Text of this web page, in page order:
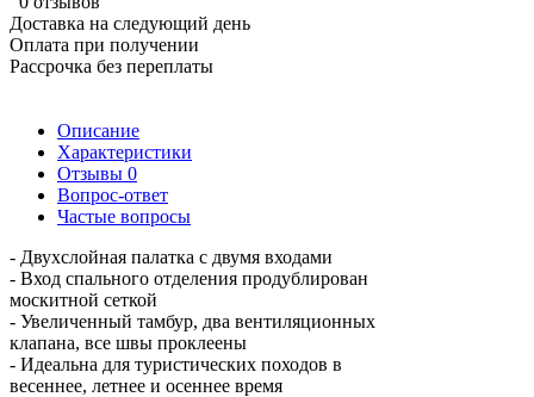
Доставка на следующий день
Оплата при получении
Рассрочка без переплаты
Описание
Характеристики
Отзывы 0
Вопрос-ответ
Частые вопросы
- Двухслойная палатка с двумя входами
- Вход спального отделения продублирован
москитной сеткой
- Увеличенный тамбур, два вентиляционных
клапана, все швы проклеены
- Идеальна для туристических походов в
весеннее, летнее и осеннее время